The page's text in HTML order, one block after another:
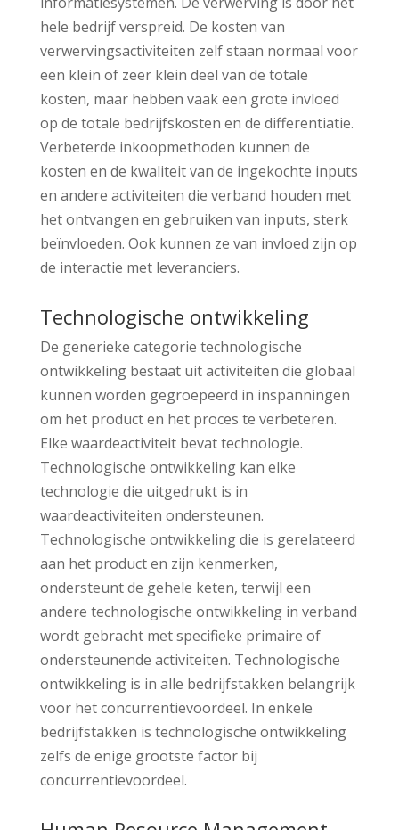
hele bedrijf verspreid. De kosten van
verwervingsactiviteiten zelf staan normaal voor
een klein of zeer klein deel van de totale
kosten, maar hebben vaak een grote invloed
op de totale bedrijfskosten en de differentiatie.
Verbeterde inkoopmethoden kunnen de
kosten en de kwaliteit van de ingekochte inputs
en andere activiteiten die verband houden met
het ontvangen en gebruiken van inputs, sterk
beïnvloeden. Ook kunnen ze van invloed zijn op
de interactie met leveranciers.
Technologische ontwikkeling
De generieke categorie technologische
ontwikkeling bestaat uit activiteiten die globaal
kunnen worden gegroepeerd in inspanningen
om het product en het proces te verbeteren.
Elke waardeactiviteit bevat technologie.
Technologische ontwikkeling kan elke
technologie die uitgedrukt is in
waardeactiviteiten ondersteunen.
Technologische ontwikkeling die is gerelateerd
aan het product en zijn kenmerken,
ondersteunt de gehele keten, terwijl een
andere technologische ontwikkeling in verband
wordt gebracht met specifieke primaire of
ondersteunende activiteiten. Technologische
ontwikkeling is in alle bedrijfstakken belangrijk
voor het concurrentievoordeel. In enkele
bedrijfstakken is technologische ontwikkeling
zelfs de enige grootste factor bij
concurrentievoordeel.